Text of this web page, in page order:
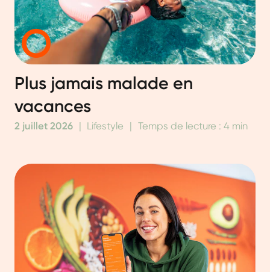
Plus jamais malade en
vacances
2 juillet 2026 Lifestyle Temps de lecture : 4 min